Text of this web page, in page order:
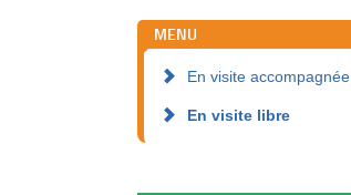
MENU
En visite accompagnée
En visite libre